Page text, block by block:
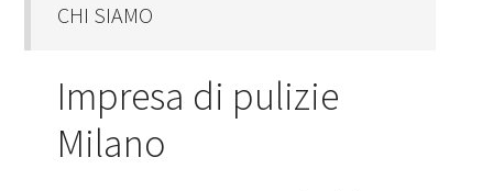
CHI SIAMO
Impresa di pulizie
Milano